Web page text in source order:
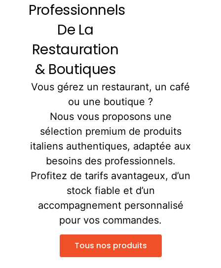
Professionnels
De La
Restauration
& Boutiques
Vous gérez un restaurant, un café
ou une boutique ?
Nous vous proposons une
sélection premium de produits
italiens authentiques, adaptée aux
besoins des professionnels.
Profitez de tarifs avantageux, d’un
stock fiable et d’un
accompagnement personnalisé
pour vos commandes.
Tous nos produits